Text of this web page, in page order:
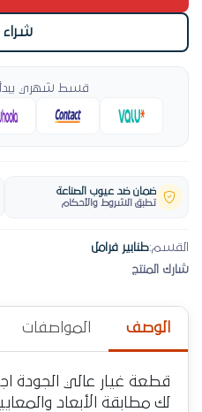
المنتج ده عليه طلب
شراء
قسط شهري
ضمان ضد عيوب الصناعة
تطبق الشروط والأحكام
القسم:طنابير فرامل
شارك المنتج
الوصف المواصفات
قطعة غيار عالي الجودة
لك مطابقة الأبعاد